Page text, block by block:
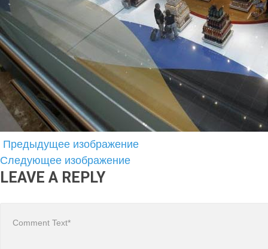
Предыдущее изображение
Следующее изображение
LEAVE A REPLY